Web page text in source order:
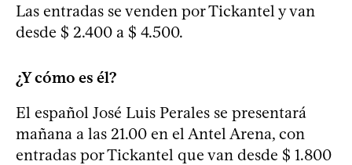
Las entradas se venden por Tickantel y van
desde $ 2.400 a $ 4.500.
¿Y cómo es él?
El español José Luis Perales se presentará
mañana a las 21.00 en el Antel Arena, con
entradas por Tickantel que van desde $ 1.800